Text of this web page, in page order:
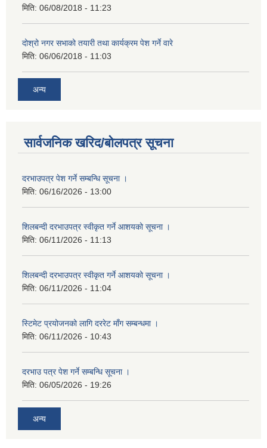
मिति: 06/08/2018 - 11:23
दोश्रो नगर सभाको तयारी तथा कार्यक्रम पेश गर्ने वारे
मिति: 06/06/2018 - 11:03
अन्य
सार्वजनिक खरिद/बोलपत्र सूचना
दरभाउपत्र पेश गर्ने सम्बन्धि सूचना ।
मिति: 06/16/2026 - 13:00
शिलबन्दी दरभाउपत्र स्वीकृत गर्ने आशयको सूचना ।
मिति: 06/11/2026 - 11:13
शिलबन्दी दरभाउपत्र स्वीकृत गर्ने आशयको सूचना ।
मिति: 06/11/2026 - 11:04
स्टिमेट प्रयोजनको लागि दररेट माँग सम्बन्धमा ।
मिति: 06/11/2026 - 10:43
दरभाउ पत्र पेश गर्ने सम्बन्धि सूचना ।
मिति: 06/05/2026 - 19:26
अन्य